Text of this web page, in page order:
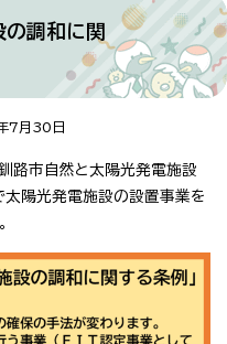
調和に関
7月30日
路市自然と太陽光発電施設
太陽光発電施設の設置事業を